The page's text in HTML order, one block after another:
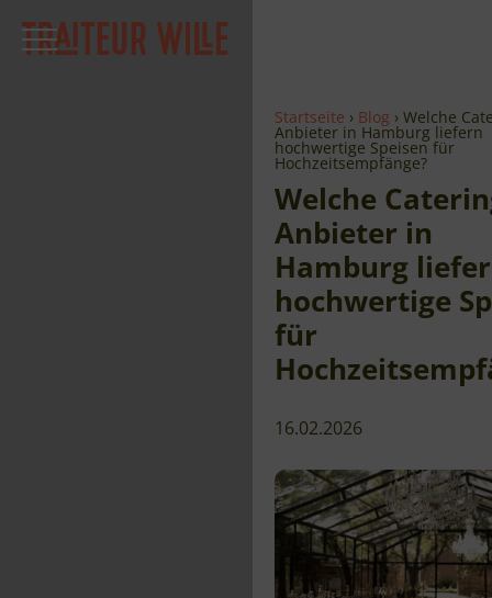
Startseite Blog Welche
Anbieter in Hamburg liefern
hochwertige Speisen für
Hochzeitsempfänge?
Welche
Anbieter in
Hamburg
hochwertige
für
16.02.2026